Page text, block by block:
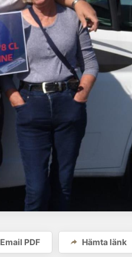
Email PDF Hämta länk